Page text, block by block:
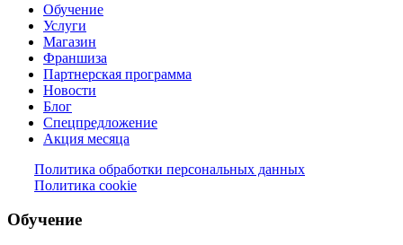
Обучение
Услуги
Магазин
Франшиза
Партнерская программа
Новости
Блог
Спецпредложение
Акция месяца
Политика обработки персональных данных
Политика cookie
Обучение